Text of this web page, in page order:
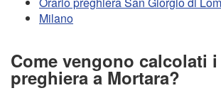
Milano
Come vengono calcolati
preghiera a Mortara?